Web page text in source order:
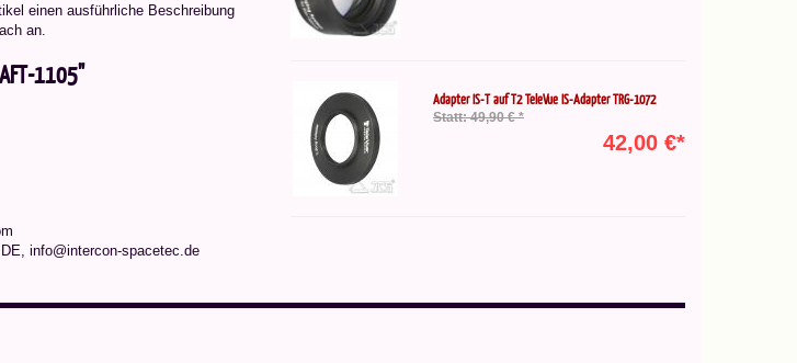
einen ausführliche Beschreibung
an.
1105"
info@intercon-spacetec.de
Adapter IS-T auf T2 TeleVue IS-Adapter TRG-1072
Statt: 49,90 € *
42,00 €*